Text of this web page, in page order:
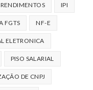
IPI
FGTS NF-E
ELETRONICA
PISO SALARIAL
DE CNPJ